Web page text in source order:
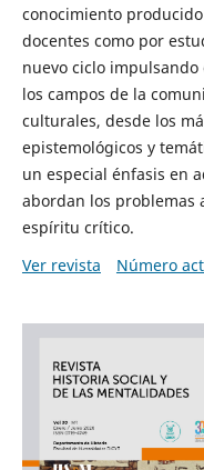
conocimiento
docentes como por
nuevo ciclo
los campos de la
culturales, desde los
epistemológicos y
un especial énfasis en
abordan los problemas
espíritu crítico.
Ver revista
Número